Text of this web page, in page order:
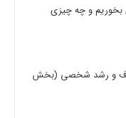
بخوریم و چه چیزی
و رشد شخصی (بخش